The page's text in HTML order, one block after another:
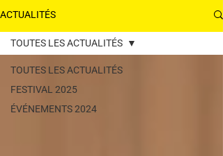
ACTUALITÉS
ACTUALITÉS
TOUTES LES ACTUALITÉS
FESTIVAL 2025
ÉVÉNEMENTS 2024
TOUTES LES ACTUALITÉS